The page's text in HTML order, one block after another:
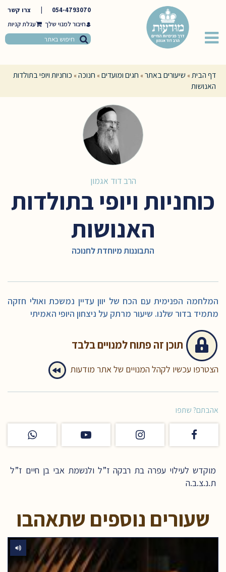
054-4793070
צרו קשר
חיבור למנוי שלך
דף הבית» שיעורים באתר» חגים ומועדים» חנוכה» כוחניות ויופי בתולדות
האנושות
הרב דוד אגמון
כוחניות ויופי בתולדות
האנושות
התבוננות מיוחדת לחנוכה
המלחמה הפנימית עם הכח של יוון עדיין נמשכת ואולי חזקה
מתמיד בדור שלנו. שיעור מרתק על ניצחון היופי האמיתי
תוכן זה פתוח למנויים בלבד
הצטרפו עכשיו לקהל המנויים של אתר מודעות
אהבתם? שתפו
מוקדש לעילוי עפרה בת רבקה ז”ל ולנשמת אבי בן חיים ז”ל
ת.נ.צ.ב.ה
שעורים נוספים שתאהבו